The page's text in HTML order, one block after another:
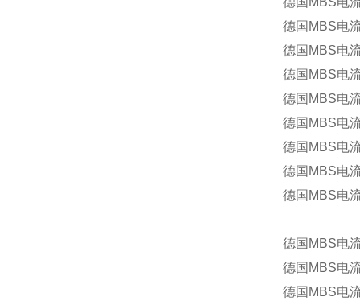
德国MBS电
德国MBS电
德国MBS电
德国MBS电
德国MBS电
德国MBS电
德国MBS电
德国MBS电
德国MBS电
德国MBS电
德国MBS电